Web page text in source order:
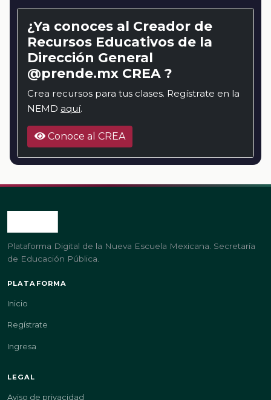
¿Ya conoces al Creador de
Recursos Educativos de la
Dirección General
@prende.mx CREA ?
Crea recursos para tus clases. Regístrate en la
NEMD aquí.
Conoce al CREA
Plataforma Digital de la Nueva Escuela Mexicana. Secretaría
de Educación Pública.
PLATAFORMA
Inicio
Regístrate
Ingresa
LEGAL
Aviso de privacidad